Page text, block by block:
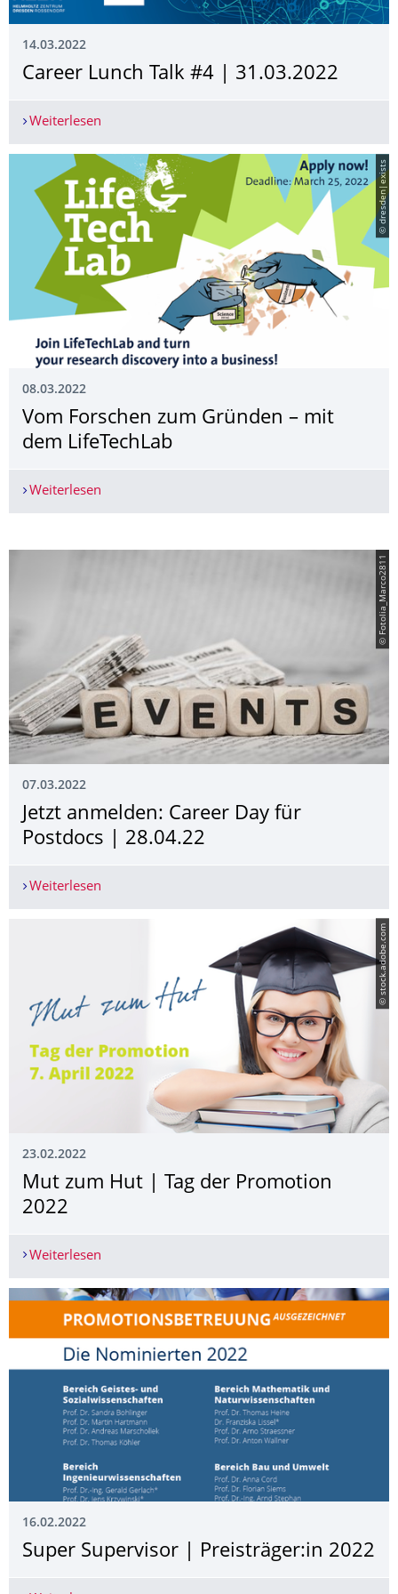
14.03.2022
Career Lunch Talk #4 | 31.03.2022
Weiterlesen
© dresden|exists
08.03.2022
Vom Forschen zum Gründen – mit
dem LifeTechLab
Weiterlesen
© Fotolia_Marco2811
07.03.2022
Jetzt anmelden: Career Day für
Postdocs | 28.04.22
Weiterlesen
© stock.adobe.com
23.02.2022
Mut zum Hut | Tag der Promotion
2022
Weiterlesen
16.02.2022
Super Supervisor | ­Preisträger:in 2022